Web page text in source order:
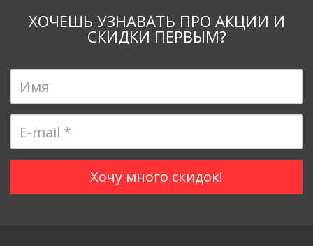
ХОЧЕШЬ УЗНАВАТЬ ПРО АКЦИИ И
СКИДКИ ПЕРВЫМ?